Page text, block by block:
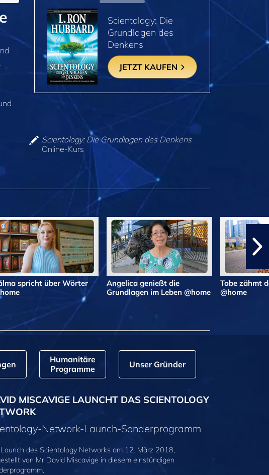
Scientology: Die
Grundlagen des
Denkens
JETZT KAUFEN
Scientology: Die Grundlagen des Denkens
Online-Kurs
spricht über Wörter
Angelica genießt die
Grundlagen im Leben @home
Tobe zähmt
@home
Humanitäre
Programme
Unser Gründer
MISCAVIGE LAUNCHT DAS SCIENTOLOGY
Network-Launch-Sonderprogramm
des Scientology Networks am 12. März 2018,
von Mr David Miscavige in diesem einstündigen